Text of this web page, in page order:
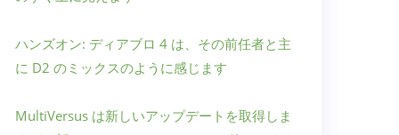
ハンズオン: ディアブロ 4 は、その前任者と主
に D2 のミックスのように感じます
MultiVersus は新しいアップデートを取得しま